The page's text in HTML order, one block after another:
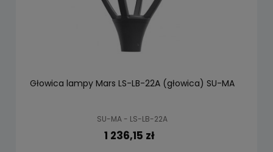
Głowica lampy ​Mars LS-LB-22A (głowica) SU-MA
SU-MA - LS-LB-22A
1 236,15 zł